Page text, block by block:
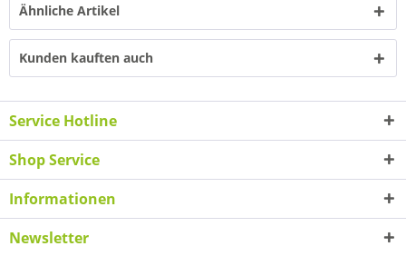
Ähnliche Artikel
Kunden kauften auch
Service Hotline
Shop Service
Informationen
Newsletter